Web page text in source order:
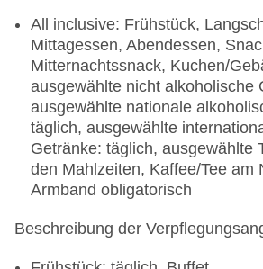
Wäscheservice: gegen Gebühr
Concierge Service,
Zahlungsarten: TUI Card / VISA,
American Express
Haustiere nicht erlaubt
Parkmöglichkeiten: Valet
Zimmer: 730
Landeskategorie: 5 Sterne
All inclusive: Frühstück,
Mittagessen, Abendessen,
Mitternachtssnack, Kuchen/
ausgewählte nicht alkoholische
ausgewählte nationale
täglich, ausgewählte
Getränke: täglich, ausgewählte
den Mahlzeiten, Kaffee/Tee am
Armband obligatorisch
Beschreibung der